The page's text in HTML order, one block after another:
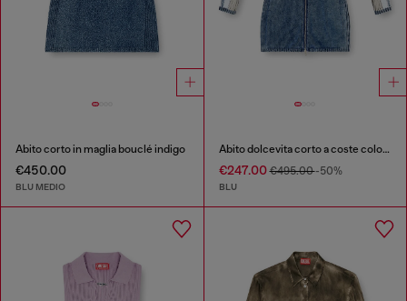
Abito corto in maglia bouclé indigo
€450.00
BLU MEDIO
Abito dolcevita corto a coste color indaco
€247.00€495.00-50%
BLU